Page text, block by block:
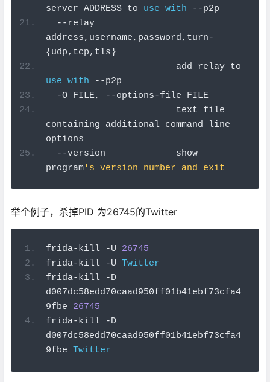
server ADDRESS to use with --p2p
--relay
address, username, password, turn-
{ udp, tcp, tls }
use with --p2p
-O FILE, --options-file FILE
containing additional command line
options
--version             show
program's version number and exit
举个例子，杀掉PID 为26745的Twitter
frida-kill -U 26745
frida-kill -U Twitter
frida-kill -D
d007dc58edd70caad950ff01b41ebf73cfa4
9fbe 26745
frida-kill -D
d007dc58edd70caad950ff01b41ebf73cfa4
9fbe Twitter